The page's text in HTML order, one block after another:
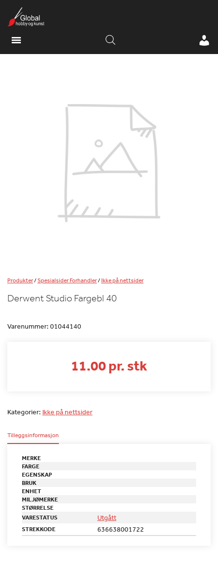
Produkter/Spesialsider Forhandler/Ikke på nettsider
Derwent Studio Fargebl 40
Varenummer: 01044140
11.00 pr. stk
Kategorier: Ikke på nettsider
Tilleggsinformasjon
MERKE
FARGE
EGENSKAP
BRUK
ENHET
MILJØMERKE
STØRRELSE
VARESTATUS
Utgått
STREKKODE 636638001722